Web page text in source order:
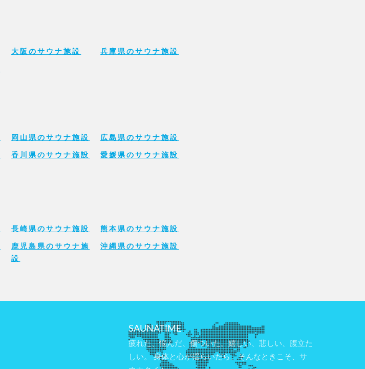
大阪のサウナ施設 兵庫県のサウナ施設
岡山県のサウナ施設 広島県のサウナ施設
香川県のサウナ施設 愛媛県のサウナ施設
長崎県のサウナ施設 熊本県のサウナ施設
鹿児島県のサウナ施
設
沖縄県のサウナ施設
SAUNATIME
疲れた、悩んだ、傷ついた。嬉しい、悲しい、腹立た
しい。 身体と心が揺らいだら、そんなときこそ、サ